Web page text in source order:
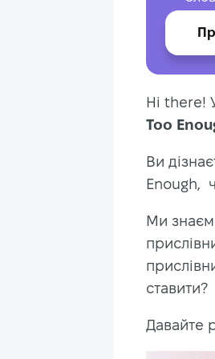
Hi there!
Too
Ви
Enough,
Ми
ставити?
Давайте